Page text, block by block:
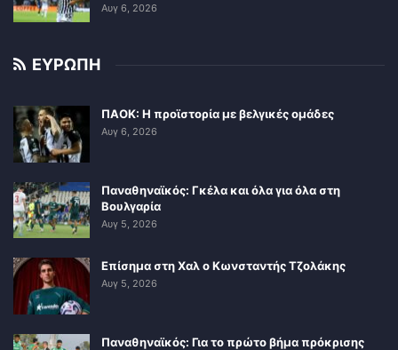
Αυγ 6, 2026
ΕΥΡΩΠΗ
ΠΑΟΚ: Η προϊστορία με βελγικές ομάδες
Αυγ 6, 2026
Παναθηναϊκός: Γκέλα και όλα για όλα στη
Βουλγαρία
Αυγ 5, 2026
Επίσημα στη Χαλ ο Κωνσταντής Τζολάκης
Αυγ 5, 2026
Παναθηναϊκός: Για το πρώτο βήμα πρόκρισης